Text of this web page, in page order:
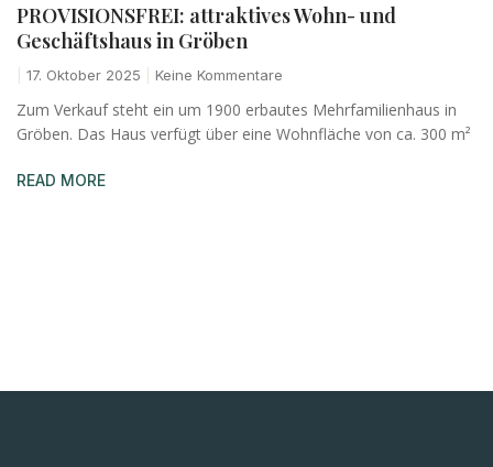
PROVISIONSFREI: attraktives Wohn- und
Geschäftshaus in Gröben
17. Oktober 2025 Keine Kommentare
Zum Verkauf steht ein um 1900 erbautes Mehrfamilienhaus in
Gröben. Das Haus verfügt über eine Wohnfläche von ca. 300 m²
READ MORE